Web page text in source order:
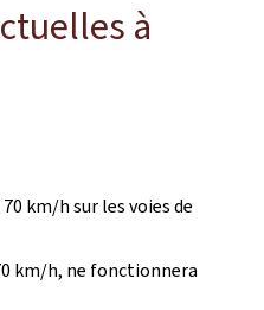
à
km/h sur les voies de
km/h, ne fonctionnera